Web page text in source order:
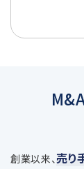
創業以来、 売り